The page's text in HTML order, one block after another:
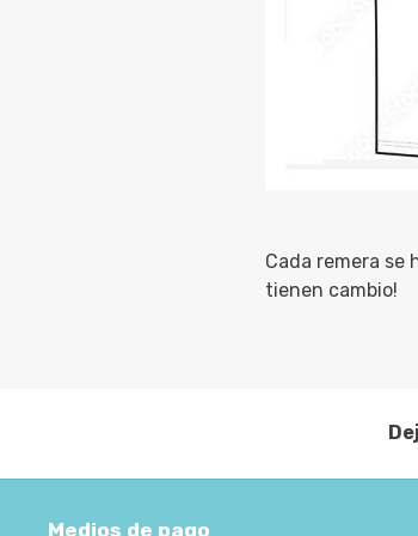
Cada remera se
tienen cambio!
Medios de pago